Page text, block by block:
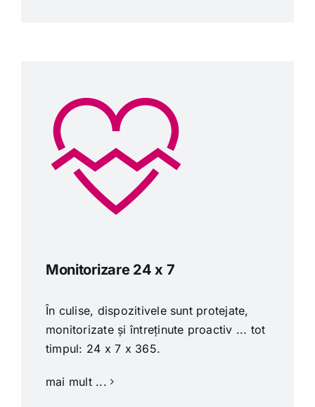
Monitorizare 24 x 7
În culise, dispozitivele sunt protejate,
monitorizate și întreținute proactiv ... tot
timpul: 24 x 7 x 365.
mai mult ...